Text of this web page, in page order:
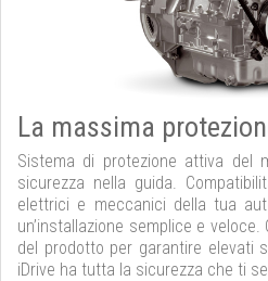
La massima
Sistema di protezione attiva del
sicurezza nella guida.
elettrici e meccanici della tua
un’installazione semplice e
del prodotto per garantire elevati
iDrive ha tutta la sicurezza che ti